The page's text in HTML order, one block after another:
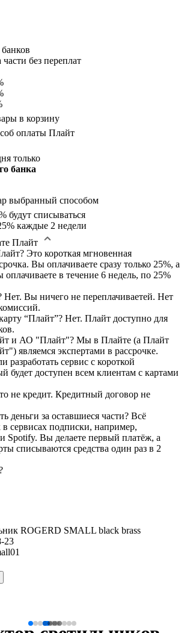
без переплат
в корзину
оплаты Плайт
только
банка
выбранный способом
будут списываться
каждые 2 недели
Плайт
Это короткая мгновенная
Вы оплачиваете сразу только 25%, а
оплачиваете в течение 6 недель, по 25%
Нет. Вы ничего не переплачиваетей. Нет
“Плайт”? Нет. Плайт доступно для
и АО "Плайт"? Мы в Плайте (а Плайт
являемся экспертами в рассрочке.
сервис с короткой
будет доступен всем клиентам с картами
не кредит. Кредитный договор не
деньги за оставшиеся части? Всё
в сервисах подписки, например,
Spotify. Вы делаете первый платёж, а
списываются средства один раз в 2
ROGERD SMALL black brass
23